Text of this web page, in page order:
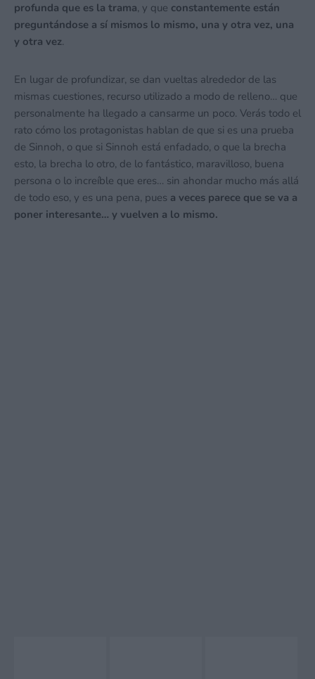
profunda que es la trama, y que constantemente están
preguntándose a sí mismos lo mismo, una y otra vez, una
y otra vez.
En lugar de profundizar, se dan vueltas alrededor de las
mismas cuestiones, recurso utilizado a modo de relleno… que
personalmente ha llegado a cansarme un poco. Verás todo el
rato cómo los protagonistas hablan de que si es una prueba
de Sinnoh, o que si Sinnoh está enfadado, o que la brecha
esto, la brecha lo otro, de lo fantástico, maravilloso, buena
persona o lo increíble que eres… sin ahondar mucho más allá
de todo eso, y es una pena, pues a veces parece que se va a
poner interesante… y vuelven a lo mismo.